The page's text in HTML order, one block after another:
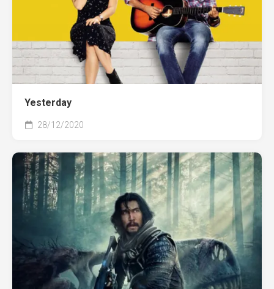
Yesterday
28/12/2020